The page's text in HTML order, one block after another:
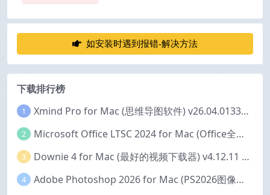
如安装时遇到报错-解决方法
下载排行榜
1 Xmind Pro for Mac (思维导图软件) v26.04.01337 永久激活版
2 Microsoft Office LTSC 2024 for Mac (Office全家桶) v16.111.2 中文激活版
3 Downie 4 for Mac (最好的视频下载器) v4.12.11 激活版
4 Adobe Photoshop 2026 for Mac (PS2026图像编辑处理软件) v27.6.0 中文版